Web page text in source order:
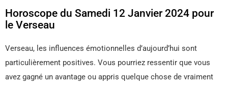
Horoscope du Samedi 12 Janvier 2024 pour
le Verseau
Verseau, les influences émotionnelles d’aujourd’hui sont
particulièrement positives. Vous pourriez ressentir que vous
avez gagné un avantage ou appris quelque chose de vraiment